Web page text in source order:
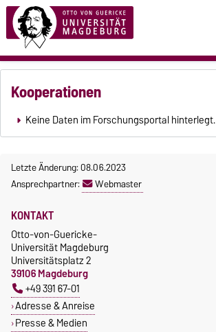
Kooperationen
Keine Daten im Forschungsportal hinterlegt.
Letzte Änderung: 08.06.2023
Ansprechpartner:
Webmaster
KONTAKT
Otto-von-Guericke-
Universität Magdeburg
Universitätsplatz 2
39106 Magdeburg
+49 391 67-01
Adresse & Anreise
Presse & Medien